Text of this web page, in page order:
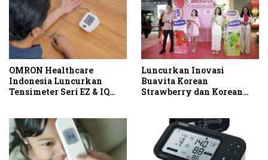
OMRON Healthcare
Indonesia Luncurkan
Tensimeter Seri EZ & IQ
Sejak Dini
Luncurkan Inovasi
Buavita Korean
Strawberry dan Korean
Padel Pertama di Dalam
Mall